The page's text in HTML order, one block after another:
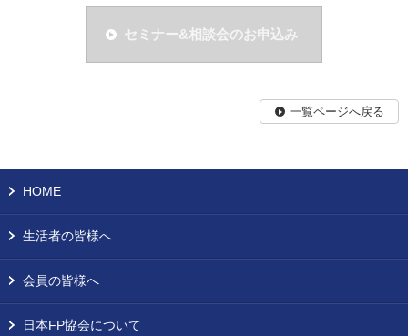
セミナー&相談会のお申込み
一覧ページへ戻る
HOME
生活者の皆様へ
会員の皆様へ
日本FP協会について